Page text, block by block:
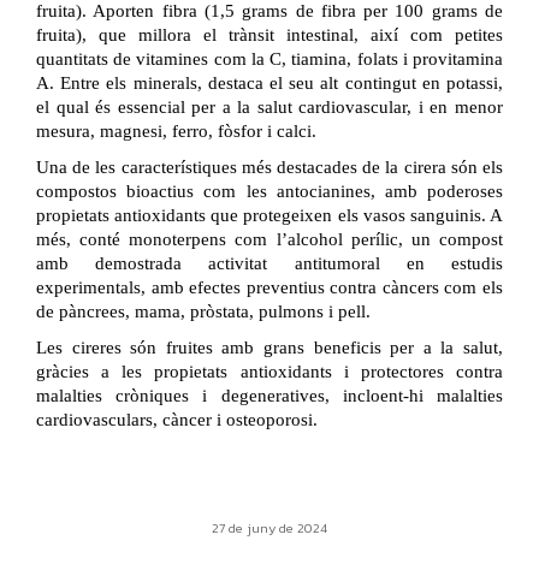
fruita). Aporten fibra (1,5 grams de fibra per 100 grams de
fruita), que millora el trànsit intestinal, així com petites
quantitats de vitamines com la C, tiamina, folats i provitamina
A. Entre els minerals, destaca el seu alt contingut en potassi,
el qual és essencial per a la salut cardiovascular, i en menor
mesura, magnesi, ferro, fòsfor i calci.
Una de les característiques més destacades de la cirera són els
compostos bioactius com les antocianines, amb poderoses
propietats antioxidants que protegeixen els vasos sanguinis. A
més, conté monoterpens com l’alcohol perílic, un compost
amb demostrada activitat antitumoral en estudis
experimentals, amb efectes preventius contra càncers com els
de pàncrees, mama, pròstata, pulmons i pell.
Les cireres són fruites amb grans beneficis per a la salut,
gràcies a les propietats antioxidants i protectores contra
malalties cròniques i degeneratives, incloent-hi malalties
cardiovasculars, càncer i osteoporosi.
27 de juny de 2024